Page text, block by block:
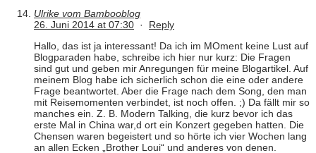
Ulrike vom Bambooblog
26. Juni 2014 at 07:30 · Reply
Hallo, das ist ja interessant! Da ich im MOment keine Lust auf
Blogparaden habe, schreibe ich hier nur kurz: Die Fragen
sind gut und geben mir Anregungen für meine Blogartikel. Auf
meinem Blog habe ich sicherlich schon die eine oder andere
Frage beantwortet. Aber die Frage nach dem Song, den man
mit Reisemomenten verbindet, ist noch offen. ;) Da fällt mir so
manches ein. Z. B. Modern Talking, die kurz bevor ich das
erste Mal in China war,d ort ein Konzert gegeben hatten. Die
Chensen waren begeistert und so hörte ich vier Wochen lang
an allen Ecken „Brother Loui“ und anderes von denen.